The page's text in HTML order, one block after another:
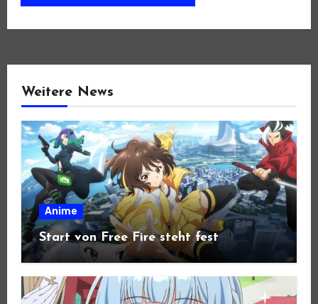
Weitere News
Anime
Start von Free Fire steht fest